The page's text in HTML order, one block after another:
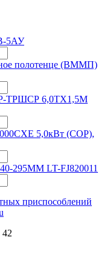
5АУ
полотенце (ВММП)
ТРШСР 6,0ТХ1,5М
5,0кВт (COP),
295MM LT-FJ820011
приспособлений
42